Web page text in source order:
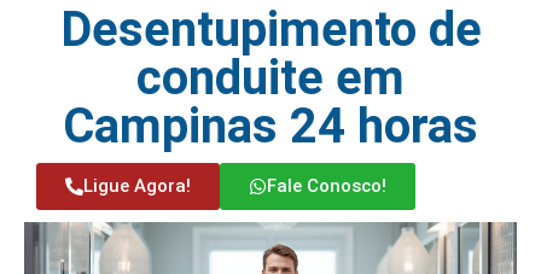
Desentupimento de
conduite em
Campinas 24 horas
Ligue Agora! Fale Conosco!